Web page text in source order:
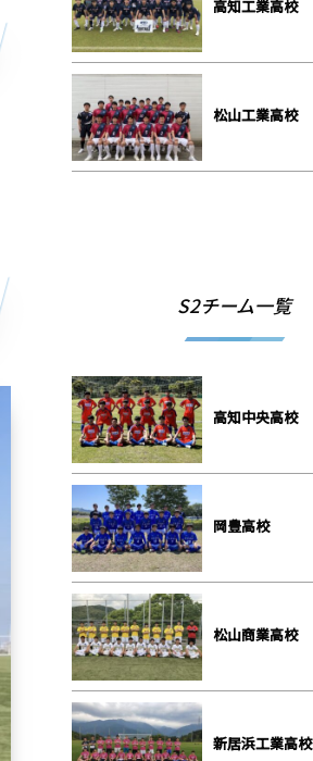
高知工業高校
松山工業高校
S2チーム一覧
高知中央高校
岡豊高校
松山商業高校
新居浜工業高校